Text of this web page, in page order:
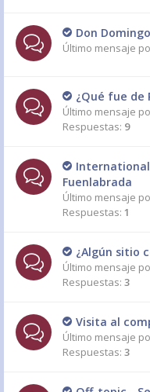
Don
Último mensaje
¿Qué fue de
Último mensaje
Respuestas: 9
International
Fuenlabrada
Último mensaje
Respuestas: 1
¿Algún sitio
Último mensaje
Respuestas: 3
Visita al
Último mensaje
Respuestas: 3